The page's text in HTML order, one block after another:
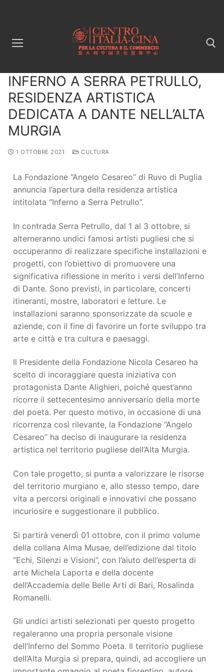
INFERNO A SERRA PETRULLO,
RESIDENZA ARTISTICA
DEDICATA A DANTE NELL’ALTA
MURGIA
1 OTTOBRE 2021 CULTURA
La Fondazione “Angelo Cesareo” di Ruvo di Puglia
annuncia l’apertura della residenza artistica
intitolata “Inferno a Serra Petrullo”.
In contrada Serra Petrullo, dal 1 al 3 ottobre, si
alterneranno undici famosi artisti pugliesi che si
occuperanno di realizzare specifiche installazioni e
progetti, con l’obiettivo di promuovere una
significativa riflessione in merito i versi dell’Inferno
di Dante. Sono previsti, in particolare, concerti
itineranti, mostre, laboratori e letture. Le
installazioni saranno sponsorizzate da scuole e
aziende, con il fine di favorire un forte sviluppo tra
arte e città e tra cultura e paesaggi.
Il Presidente della Fondazione Nicola Cesareo ha
scelto di incoraggiare questa iniziativa con
protagonista Dante Alighieri, poiché quest’anno
ricorre il settecentesimo anniversario della morte
del poeta. Per questo motivo, in occasione di una
ricorrenza così rilevante, la Fondazione “Angelo
Cesareo” ha deciso di inaugurare la residenza
artistica nel territorio pugliese dell’Alta Murgia.
Con tale progetto, si punta a valorizzare le risorse
del territorio murgiano e, allo stesso tempo, dare
vita a percorsi originali e innovativi che possano
incuriosire e suggestionare il pubblico.
Si partirà venerdì 01 ottobre, con il primo volume
della collana Alma Musae, dell’edizione dal titolo
“Echi, Silenzi e Visioni”, con l’aiuto dell’esperta di
arte Michela Laporta e della docente
dell’Accademia delle Belle Arti di Bari, Rosalinda
Romanelli.
Gli undici artisti selezionati per questo progetto
regaleranno una propria personale visione
dell’Inferno del Sommo Poeta. Il territorio pugliese
dell’Alta Murgia si prepara, quindi, ad accogliere un